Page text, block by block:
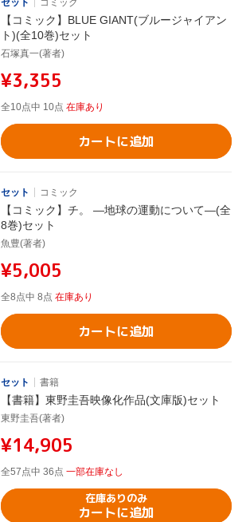
【コミック】BLUE GIANT(ブルージャイアン
ト)(全10巻)セット
石塚真一(著者)
¥3,355
全10点中 10点 在庫あり
カートに追加
セット コミック
【コミック】チ。 ―地球の運動について―(全
8巻)セット
魚豊(著者)
¥5,005
全8点中 8点 在庫あり
カートに追加
セット 書籍
【書籍】東野圭吾映像化作品(文庫版)セット
東野圭吾(著者)
¥14,905
全57点中 36点 一部在庫なし
在庫ありのみ
カートに追加